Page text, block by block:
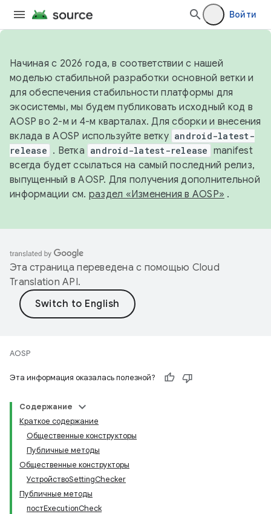
Войти
Начиная с 2026 года, в соответствии с нашей
моделью стабильной разработки основной ветки и
для обеспечения стабильности платформы для
экосистемы, мы будем публиковать исходный код в
AOSP во 2-м и 4-м кварталах. Для сборки и внесения
вклада в AOSP используйте ветку android-latest-
release . Ветка android-latest-release manifest
всегда будет ссылаться на самый последний релиз,
выпущенный в AOSP. Для получения дополнительной
информации см. раздел «Изменения в AOSP» .
Эта страница переведена с помощью Cloud
Translation API.
AOSP
Эта информация оказалась полезной?
Содержание
Краткое содержание
Общественные конструкторы
Публичные методы
Общественные конструкторы
УстройствоSettingChecker
Публичные методы
постExecutionCheck